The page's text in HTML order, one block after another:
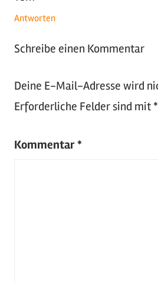
Antworten
Schreibe einen Kommentar
Deine E-Mail-Adresse wird
Erforderliche Felder sind mit *
Kommentar *